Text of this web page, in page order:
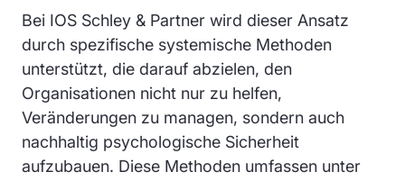
Bei IOS Schley & Partner wird dieser Ansatz
durch spezifische systemische Methoden
unterstützt, die darauf abzielen, den
Organisationen nicht nur zu helfen,
Veränderungen zu managen, sondern auch
nachhaltig psychologische Sicherheit
aufzubauen. Diese Methoden umfassen unter